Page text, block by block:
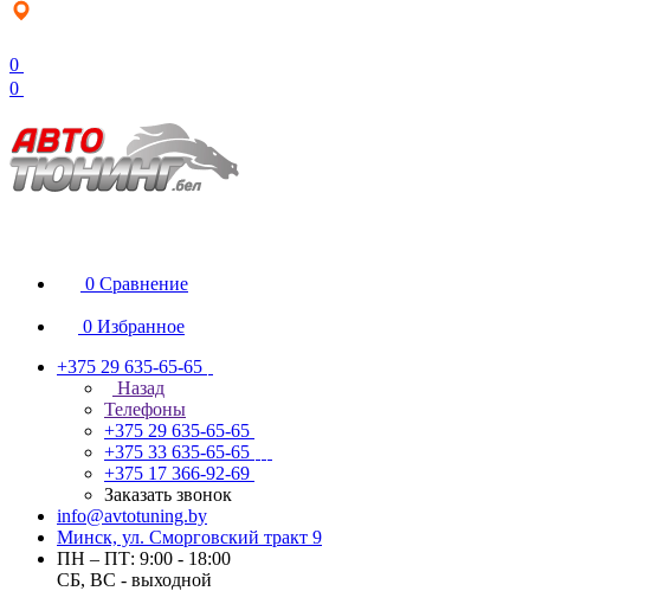
0
0
0 Сравнение
0 Избранное
+375 29 635-65-65
Назад
Телефоны
+375 29 635-65-65
+375 33 635-65-65
+375 17 366-92-69
Заказать звонок
info@avtotuning.by
Минск, ул. Сморговский тракт 9
ПН – ПТ: 9:00 - 18:00
СБ, ВС - выходной